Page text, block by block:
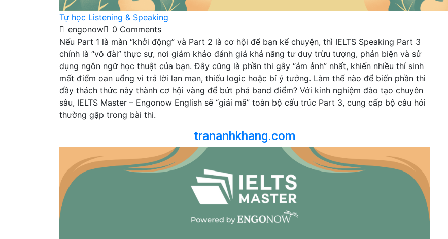
Tự học Listening & Speaking
engonow
0 Comments
Nếu Part 1 là màn “khởi động” và Part 2 là cơ hội để bạn kể chuyện, thì IELTS Speaking Part 3
chính là “võ đài” thực sự, nơi giám khảo đánh giá khả năng tư duy trừu tượng, phản biện và sử
dụng ngôn ngữ học thuật của bạn. Đây cũng là phần thi gây “ám ảnh” nhất, khiến nhiều thí sinh
mất điểm oan uổng vì trả lời lan man, thiếu logic hoặc bí ý tưởng. Làm thế nào để biến phần thi
đầy thách thức này thành cơ hội vàng để bứt phá band điểm? Với kinh nghiệm đào tạo chuyên
sâu, IELTS Master – Engonow English sẽ “giải mã” toàn bộ cấu trúc Part 3, cung cấp bộ câu hỏi
thường gặp trong bài thi.
trananhkhang.com